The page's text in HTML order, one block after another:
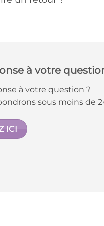
à votre
à votre question ?
sous moins de
ICI